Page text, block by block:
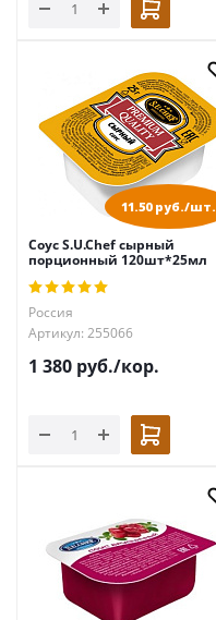
11.50 руб./шт.
Соус S.U.Chef сырный
порционный 120шт*25мл
Россия
Артикул: 255066
1 380 руб./кор.